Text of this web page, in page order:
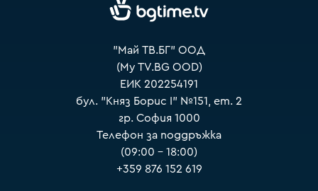
"Май ТВ.БГ" ООД
(My TV.BG OOD)
ЕИК 202254191
бул. "Княз Борис I" №151, ет. 2
гр. София 1000
Телефон за поддръжка
(09:00 – 18:00)
+359 876 152 619